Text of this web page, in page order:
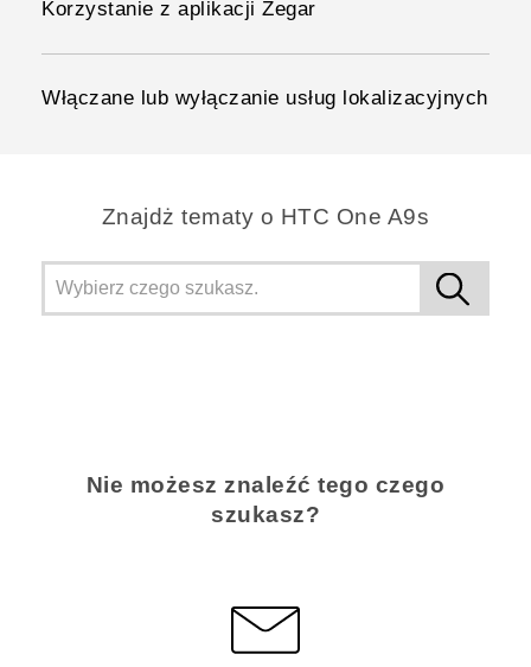
Korzystanie z aplikacji Zegar
Włączane lub wyłączanie usług lokalizacyjnych
Znajdż tematy o HTC One A9s
Nie możesz znaleźć tego czego
szukasz?